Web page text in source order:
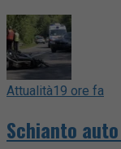
Attualità19 ore fa
Schianto